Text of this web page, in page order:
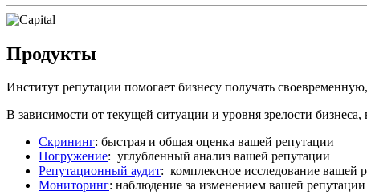
Продукты
Институт репутации помогает бизнесу получать
В зависимости от текущей ситуации и уровня зрелости
Скрининг: быстрая и общая оценка вашей репутации
Погружение: углубленный анализ вашей репутации
Репутационный аудит: комплексное исследование вашей
Мониторинг: наблюдение за изменением вашей репутации